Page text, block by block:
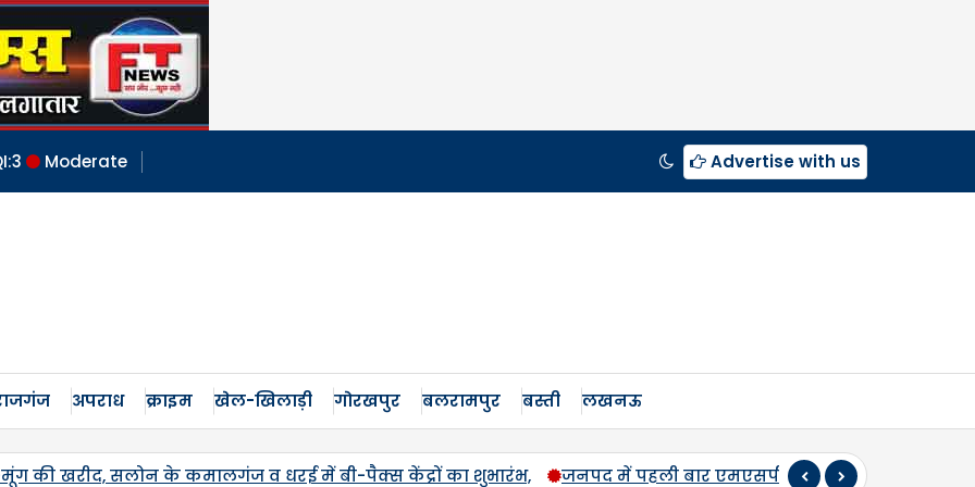
3 Moderate Advertise with us
अपराध क्राइम खेल-खिलाड़ी गोरखपुर बलरामपुर बस्ती लखनऊ
में बी-पैक्स केंद्रों का शुभारंभ, जनपद में पहली बार एमएसपी पर होगी उड़द-मूंग की खरीद, सलोन के कमालगंज व धरई में बी-